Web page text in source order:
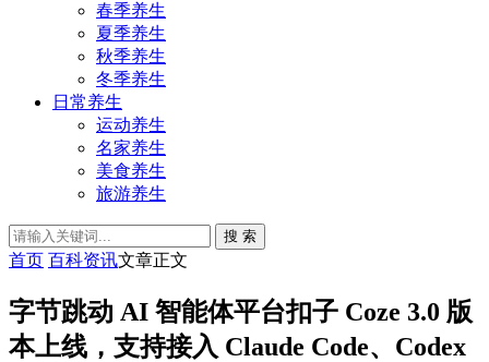
春季养生
夏季养生
秋季养生
冬季养生
日常养生
运动养生
名家养生
美食养生
旅游养生
搜 索
首页 百科资讯文章正文
字节跳动 AI 智能体平台扣子 Coze 3.0 版
本上线，支持接入 Claude Code、Codex